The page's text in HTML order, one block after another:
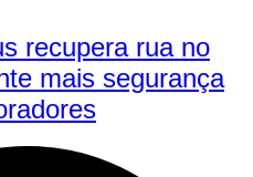
recupera rua no
mais segurança